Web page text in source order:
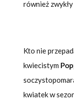
również
Kto nie
kwiecistym
kwiatek w